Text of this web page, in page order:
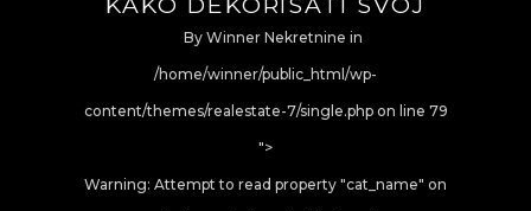
By Winner Nekretnine in
/home/winner/public_html/wp-
content/themes/realestate-7/single.php on line 79
">
Warning: Attempt to read property "cat_name" on